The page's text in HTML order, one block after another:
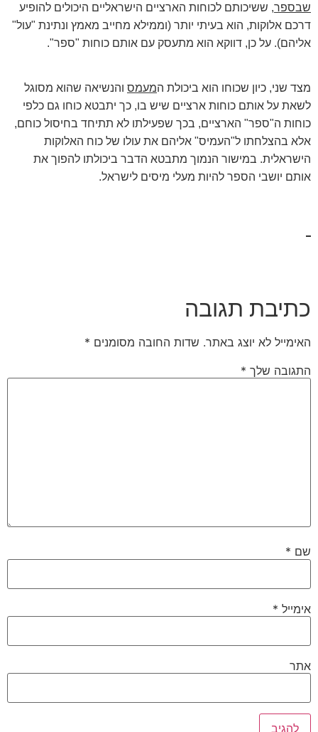
שבספר, ששיכותם לכוחות הארציים הישראליים היכולים להופיע
דרכם אלוקות, הוא בעיתי יותר (וממילא מחייב מאמץ ונתינת "עול"
אליהם). על כן, דווקא הוא מתעסק עם אותם כוחות "ספר".
מצד שני, כיון שכוחו הוא ביכולת המעמס והנשיאה שהוא מסוגל
לשאת על אותם כוחות ארציים שיש בו, כך יתבטא כוחו גם כלפי
כוחות ה"ספר" הארציים, בכך שפעילתו לא תתיחד בחיסול כוחם,
אלא בהצלחתו ל"העמיס" אליהם את עולו של כוח האלוקות
הישראלית. במישור הנמוך מתבטא הדבר ביכולתו להפוך את
אותם יושבי הספר להיות מעלי מיסים לישראל.
כתיבת תגובה
האימייל לא יוצג באתר. שדות החובה מסומנים *
התגובה שלך *
שם *
אימייל *
אתר